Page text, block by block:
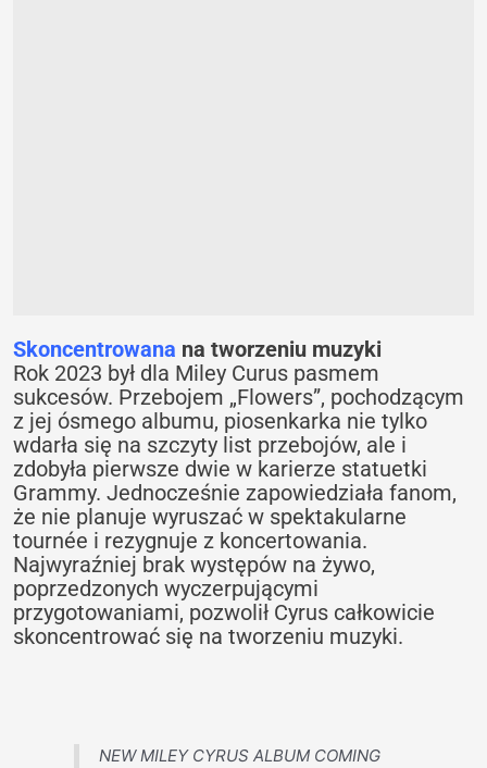
Skoncentrowana na tworzeniu muzyki
Rok 2023 był dla Miley Curus pasmem
sukcesów. Przebojem „Flowers”, pochodzącym
z jej ósmego albumu, piosenkarka nie tylko
wdarła się na szczyty list przebojów, ale i
zdobyła pierwsze dwie w karierze statuetki
Grammy. Jednocześnie zapowiedziała fanom,
że nie planuje wyruszać w spektakularne
tournée i rezygnuje z koncertowania.
Najwyraźniej brak występów na żywo,
poprzedzonych wyczerpującymi
przygotowaniami, pozwolił Cyrus całkowicie
skoncentrować się na tworzeniu muzyki.
NEW MILEY CYRUS ALBUM COMING